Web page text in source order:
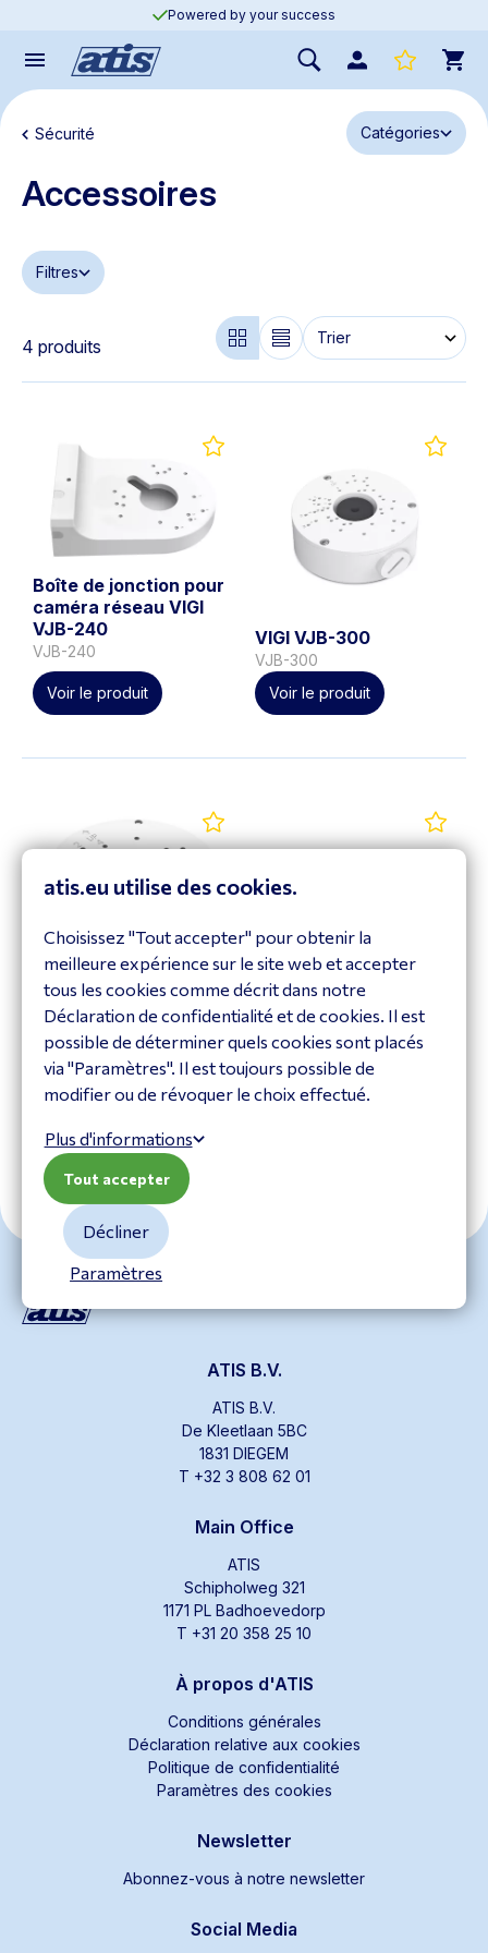
Powered by your success
Sécurité Catégories
Accessoires
Filtres
4 produits
Boîte de jonction pour
caméra réseau VIGI
VJB-240
VJB-240
Voir le produit
VIGI VJB-300
VJB-300
Voir le produit
VIGI VJB-305
VJB-305
Voir le produit
VIGI VMB-350
VMB-350
Voir le produit
ATIS B.V.
ATIS B.V.
De Kleetlaan 5BC
1831 DIEGEM
T +32 3 808 62 01
Main Office
ATIS
Schipholweg 321
1171 PL Badhoevedorp
T +31 20 358 25 10
À propos d'ATIS
Conditions générales
Déclaration relative aux cookies
Politique de confidentialité
Paramètres des cookies
Newsletter
Abonnez-vous à notre newsletter
Social Media
atis.eu utilise des cookies.
Choisissez "Tout accepter" pour obtenir la
meilleure expérience sur le site web et accepter
tous les cookies comme décrit dans notre
Déclaration de confidentialité et de cookies. Il est
possible de déterminer quels cookies sont placés
via "Paramètres". Il est toujours possible de
modifier ou de révoquer le choix effectué.
Plus d'informations
Paramètres
Décliner
Tout accepter